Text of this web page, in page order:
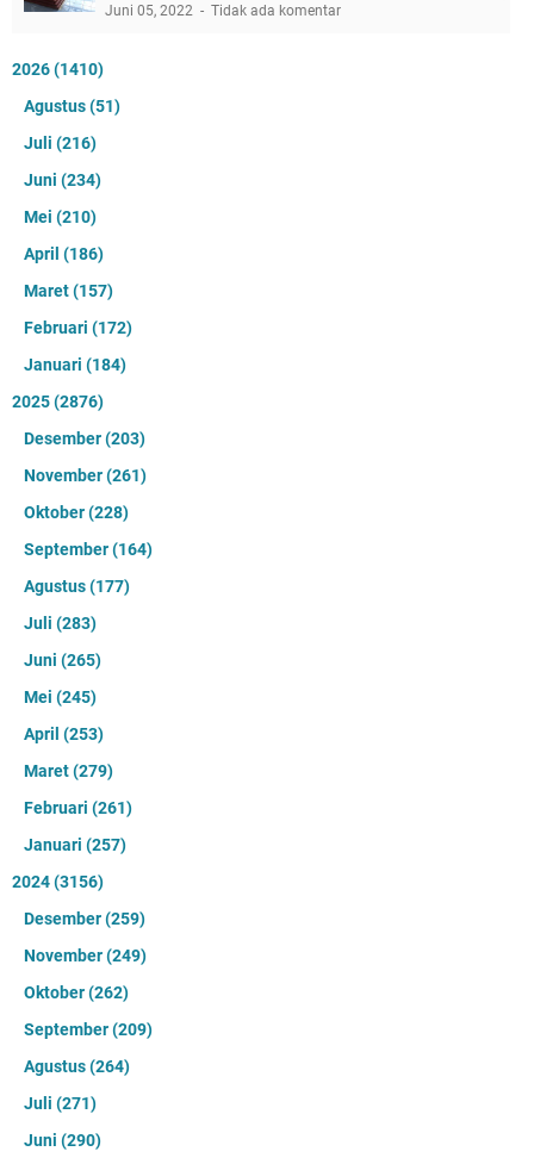
Juni 05, 2022 Tidak ada komentar
2026(1410)
Agustus(51)
Juli (216)
Juni (234)
Mei (210)
April (186)
Maret(157)
Februari (172)
Januari (184)
2025(2876)
Desember(203)
November(261)
Oktober(228)
September(164)
Agustus(177)
Juli (283)
Juni (265)
Mei (245)
April (253)
Maret(279)
Februari (261)
Januari (257)
2024(3156)
Desember(259)
November(249)
Oktober(262)
September(209)
Agustus(264)
Juli (271)
Juni (290)